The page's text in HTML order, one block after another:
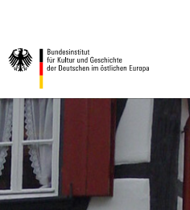
Zurück zur Startseite